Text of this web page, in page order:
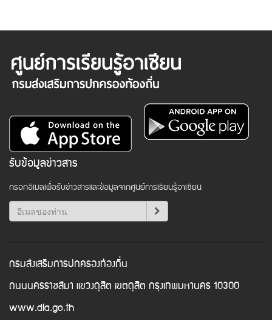
รับข้อมูลข่าวสาร
กรอกอีเมลเพื่อรับข่าวสารและข้อมูลจากศูนย์การเรียนรู้อาเซียน
กรมส่งเสริมการปกครองท้องถิ่น
ถนนนครราชสีมา แขวงดุสิต เขตดุสิต กรุงเทพมหานคร 10300
www.dla.go.th